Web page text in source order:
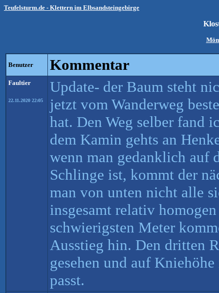
Teufelsturm.de - Klettern im Elbsandsteingebirge
Benutzer Kommentar
Faultier
22.11.2020 22:05
Update- der Baum steht
jetzt vom Wanderweg
hat. Den Weg selber fand
dem Kamin gehts an
wenn man gedanklich auf
Schlinge ist, kommt der
man von unten nicht alle
insgesamt relativ
schwierigsten Meter
Ausstieg hin. Den dritten
gesehen und auf
passt.